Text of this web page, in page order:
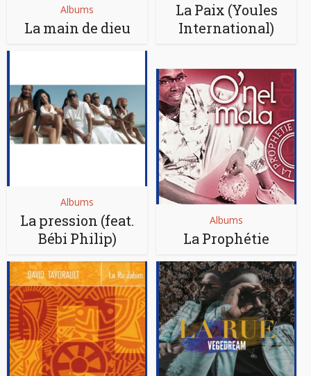
Albums
La main de dieu
La Paix (Youles
International)
Albums
La pression (feat.
Bébi Philip)
Albums
La Prophétie